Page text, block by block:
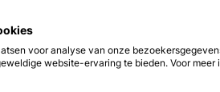
voor analyse van onze
website-ervaring te bieden. Voor